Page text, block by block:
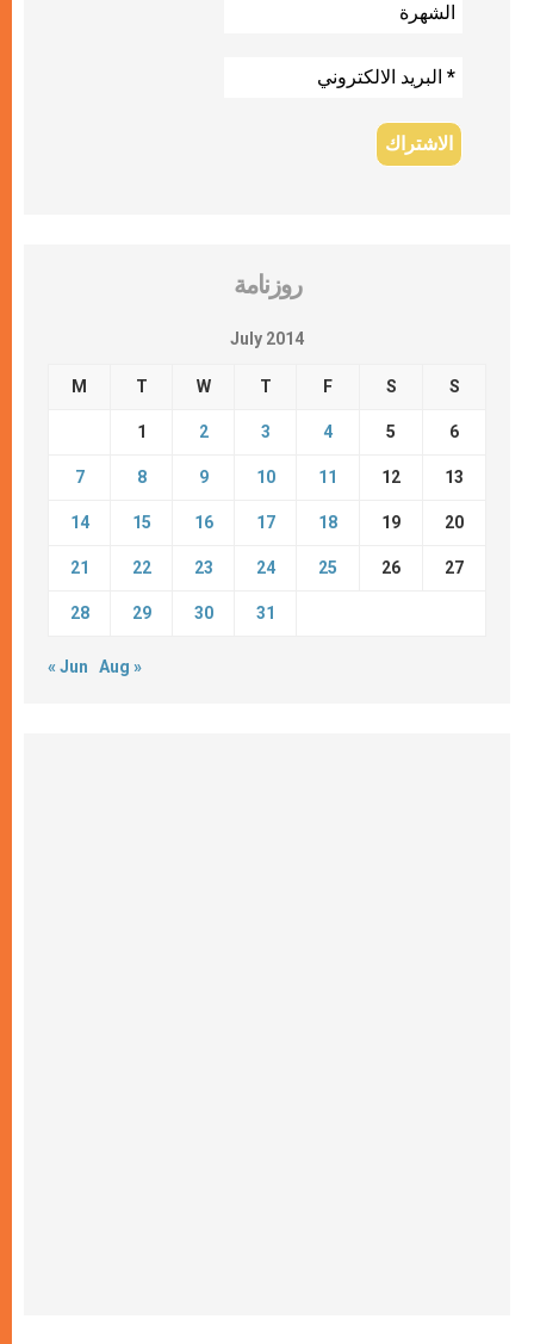
روزنامة
July 2014
M T W T F S S
1 2 3 4 5 6
7 8 9 10 11 12 13
14 15 16 17 18 19 20
21 22 23 24 25 26 27
28 29 30 31
« Jun Aug »